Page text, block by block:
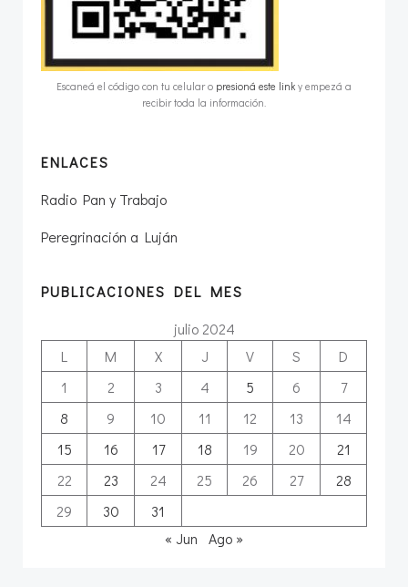
Escaneá el código con tu celular o presioná este link y empezá a
recibir toda la información.
ENLACES
Radio Pan y Trabajo
Peregrinación a Luján
PUBLICACIONES DEL MES
julio 2024
L
M X J V S
D
1
2 3 4 5 6
7
8
9 10 11 12 13
14
15
16 17 18 19 20
21
22
23 24 25 26 27
28
29
30
31
« Jun
Ago »